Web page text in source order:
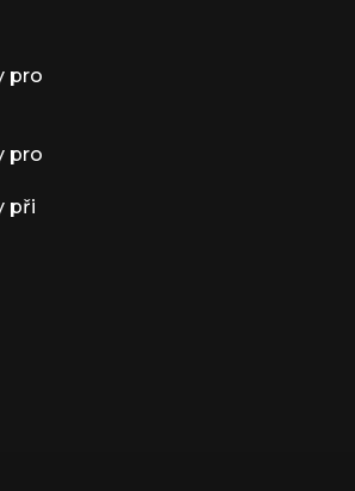
pro
pro
při